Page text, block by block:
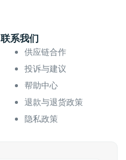
联系我们
供应链合作
投诉与建议
帮助中心
退款与退货政策
隐私政策